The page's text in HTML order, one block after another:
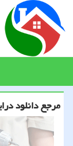
مرجع دانلود